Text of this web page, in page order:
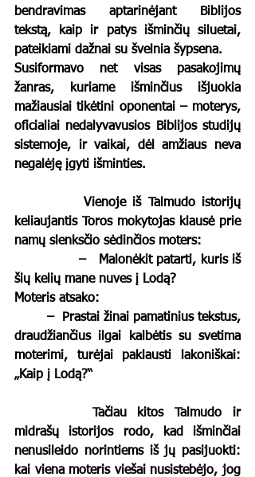
bendravimas aptarinėjant Biblijos
tekstą, kaip ir patys išminčių siluetai,
pateikiami dažnai su švelnia šypsena.
Susiformavo net visas pasakojimų
žanras, kuriame išminčius išjuokia
mažiausiai tikėtini oponentai – moterys,
oficialiai nedalyvavusios Biblijos studijų
sistemoje, ir vaikai, dėl amžiaus neva
negalėję įgyti išminties.
keliaujantis Toros mokytojas klausė prie
namų slenksčio sėdinčios moters:
šių kelių mane nuves į Lodą?
Moteris atsako:
draudžiančius ilgai kalbėtis su svetima
moterimi, turėjai paklausti lakoniškai:
„Kaip į Lodą?“
midrašų istorijos rodo, kad išminčiai
nenusileido norintiems iš jų pasijuokti:
kai viena moteris viešai nusistebėjo, jog